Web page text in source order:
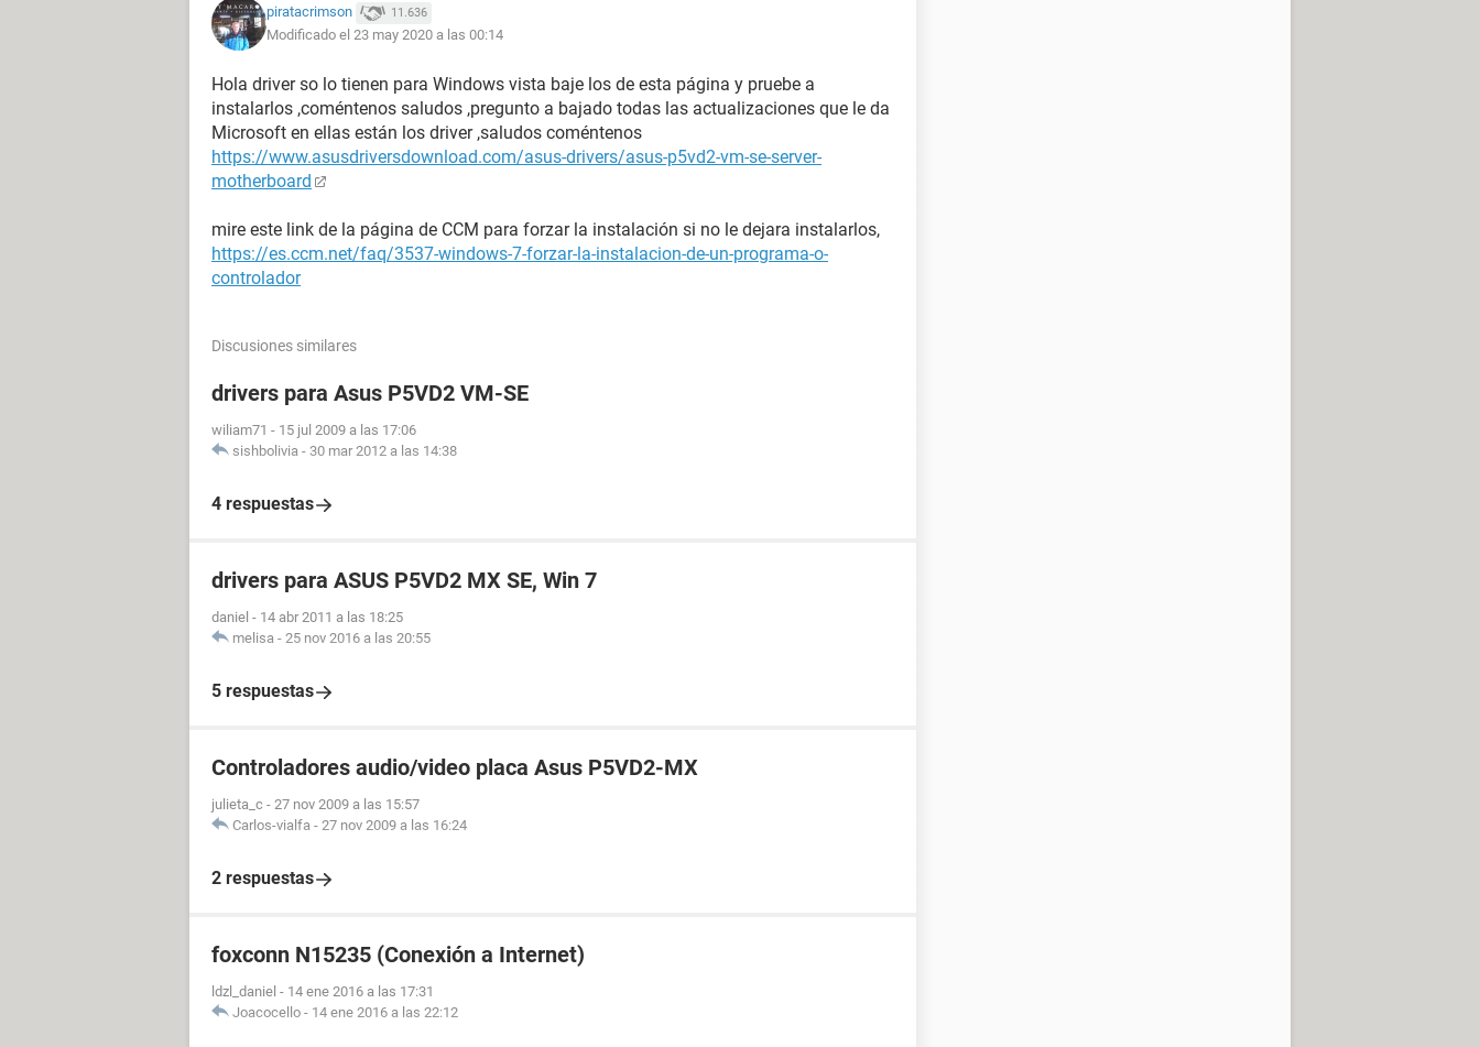
piratacrimson 11.636
Modificado el 23 may 2020 a las 00:14
Hola driver so lo tienen para Windows vista baje los de esta página y pruebe a
instalarlos ,coméntenos saludos ,pregunto a bajado todas las actualizaciones que le da
Microsoft en ellas están los driver ,saludos coméntenos
https://www.asusdriversdownload.com/asus-drivers/asus-p5vd2-vm-se-server-
motherboard
mire este link de la página de CCM para forzar la instalación si no le dejara instalarlos,
https://es.ccm.net/faq/3537-windows-7-forzar-la-instalacion-de-un-programa-o-
controlador
Discusiones similares
drivers para Asus P5VD2 VM-SE
wiliam71 - 15 jul 2009 a las 17:06
sishbolivia - 30 mar 2012 a las 14:38
4 respuestas
drivers para ASUS P5VD2 MX SE, Win 7
daniel - 14 abr 2011 a las 18:25
melisa - 25 nov 2016 a las 20:55
5 respuestas
Controladores audio/video placa Asus P5VD2-MX
julieta_c - 27 nov 2009 a las 15:57
Carlos-vialfa - 27 nov 2009 a las 16:24
2 respuestas
foxconn N15235 (Conexión a Internet)
ldzl_daniel - 14 ene 2016 a las 17:31
Joacocello - 14 ene 2016 a las 22:12